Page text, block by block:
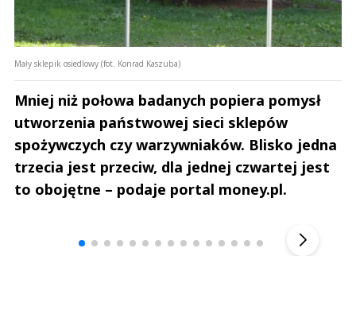
Mały sklepik osiedlowy (fot. Konrad Kaszuba)
Mniej niż połowa badanych popiera pomysł
utworzenia państwowej sieci sklepów
spożywczych czy warzywniaków. Blisko jedna
trzecia jest przeciw, dla jednej czwartej jest
to obojętne – podaje portal money.pl.
Andrzej i Marta Sterniccy